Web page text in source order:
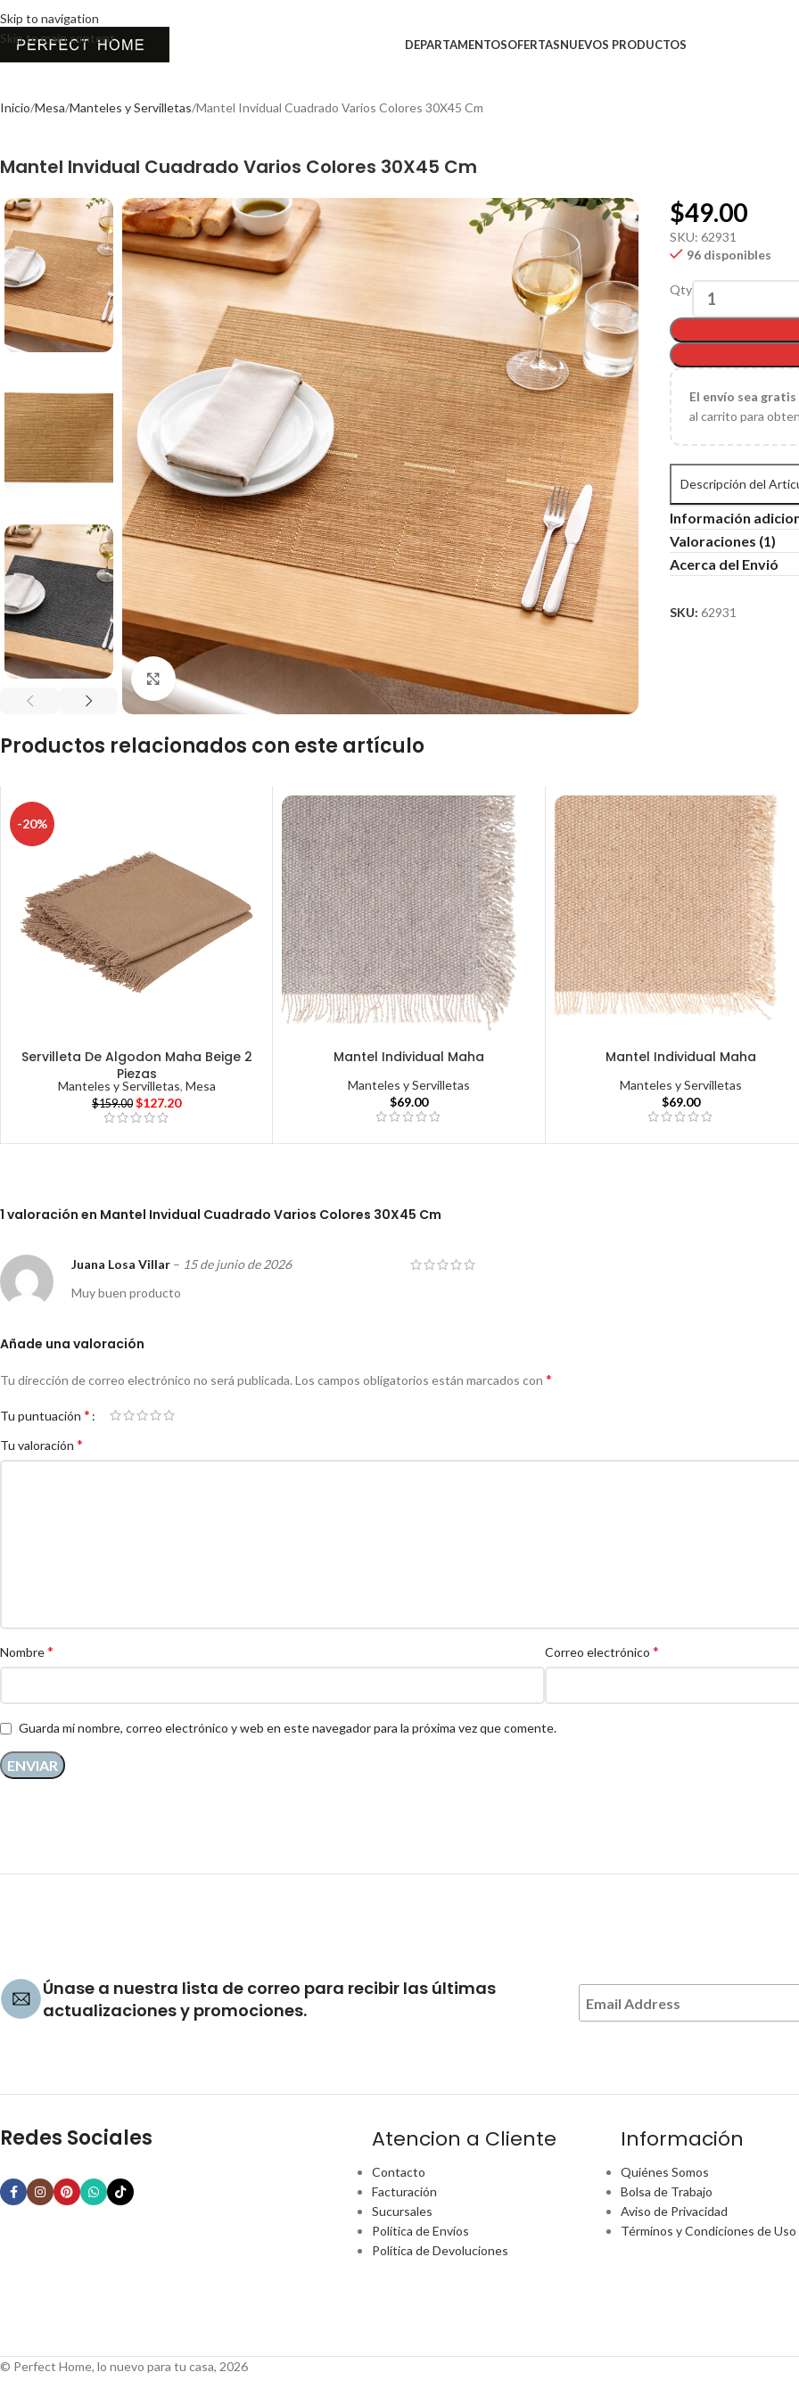
Skip to navigation
Skip to main content
DEPARTAMENTOSOFERTASNUEVOS PRODUCTOS
Inicio Mesa Manteles y Servilletas Mantel Invidual Cuadrado Varios Colores 30X45 Cm
Mantel Invidual Cuadrado Varios Colores 30X45 Cm
Click to enlarge
$49.00
SKU:62931
96 disponibles
Qty
El envío sea
al carrito para
Descripción del
Información
Valoraciones (1)
Acerca del Envió
SKU:62931
Productos relacionados con este artículo
-20%
Servilleta De Algodon Maha Beige 2
Piezas
Manteles y Servilletas, Mesa
$159.00 $127.20
Mantel Individual Maha
Manteles y Servilletas
$69.00
Mantel Individual Maha
Manteles y Servilletas
$69.00
1 valoración en Mantel Invidual Cuadrado Varios Colores 30X45 Cm
Juana Losa Villar – 15 de junio de 2026
Muy buen producto
Añade una valoración
Tu dirección de correo electrónico no será publicada. Los campos obligatorios están marcados con *
Tu puntuación *
Tu valoración *
Nombre* Correo electrónico *
Guarda mi nombre, correo electrónico y web en este navegador para la próxima vez que comente.
Únase a nuestra lista de correo para recibir las últimas
actualizaciones y promociones.
Redes Sociales Atencion a Cliente
Contacto
Facturación
Sucursales
Política de Envíos
Política de Devoluciones
Información
Quiénes Somos
Bolsa de Trabajo
Aviso de Privacidad
Términos y Condiciones de Uso
© Perfect Home, lo nuevo para tu casa, 2026